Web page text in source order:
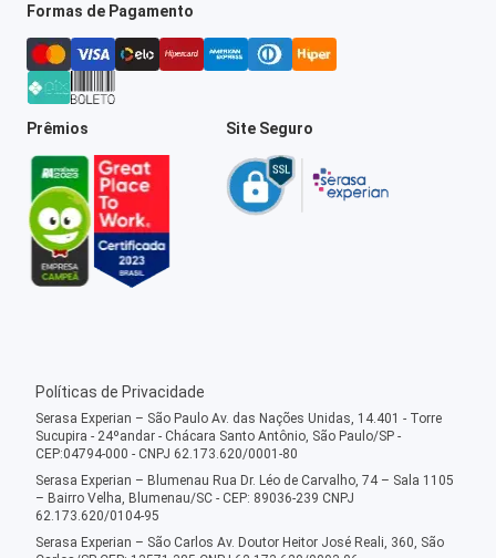
Formas de Pagamento
Prêmios Site Seguro
Políticas de Privacidade
Serasa Experian – São Paulo Av. das Nações Unidas, 14.401 - Torre
Sucupira - 24ºandar - Chácara Santo Antônio, São Paulo/SP -
CEP:04794-000 - CNPJ 62.173.620/0001-80
Serasa Experian – Blumenau Rua Dr. Léo de Carvalho, 74 – Sala 1105
– Bairro Velha, Blumenau/SC - CEP: 89036-239 CNPJ
62.173.620/0104-95
Serasa Experian – São Carlos Av. Doutor Heitor José Reali, 360, São